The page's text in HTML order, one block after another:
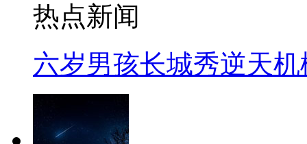
热点新闻
六岁男孩长城秀逆天机